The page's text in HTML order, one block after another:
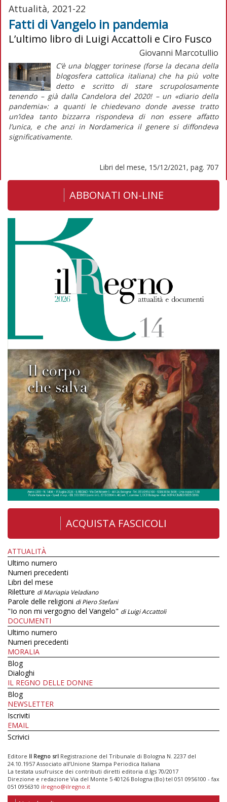
Attualità, 2021-22
Fatti di Vangelo in pandemia
L’ultimo libro di Luigi Accattoli e Ciro Fusco
Giovanni Marcotullio
C’è una blogger torinese (forse la decana della
blogosfera cattolica italiana) che ha più volte
detto e scritto di stare scrupolosamente
tenendo – già dalla Candelora del 2020! – un «diario della
pandemia»: a quanti le chiedevano donde avesse tratto
un’idea tanto bizzarra rispondeva di non essere affatto
l’unica, e che anzi in Nordamerica il genere si diffondeva
significativamente.
Libri del mese, 15/12/2021, pag. 707
ABBONATI ON-LINE
ACQUISTA FASCICOLI
ATTUALITÀ
Ultimo numero
Numeri precedenti
Libri del mese
Riletture di Mariapia Veladiano
Parole delle religioni di Piero Stefani
"Io non mi vergogno del Vangelo" di Luigi Accattoli
DOCUMENTI
Ultimo numero
Numeri precedenti
MORALIA
Blog
Dialoghi
IL REGNO DELLE DONNE
Blog
NEWSLETTER
Iscriviti
EMAIL
Scrivici
Editore Il Regno srl Registrazione del Tribunale di Bologna N. 2237 del
24.10.1957 Associato all’Unione Stampa Periodica Italiana
La testata usufruisce dei contributi diretti editoria d.lgs 70/2017
Direzione e redazione Via del Monte 5 40126 Bologna (Bo) tel 051 0956100 - fax
051 0956310 ilregno@ilregno.it